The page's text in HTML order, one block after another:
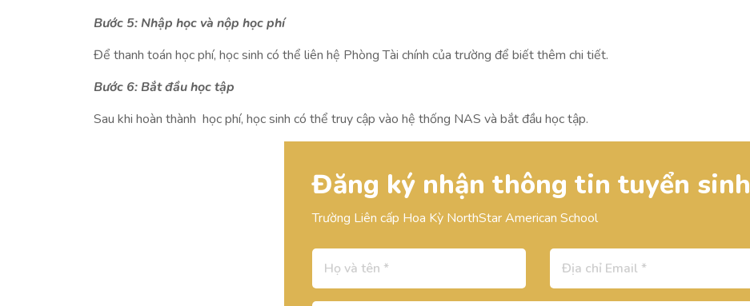
Bước 5: Nhập học và nộp học phí
Để thanh toán học phí, học sinh có thể liên hệ Phòng Tài chính của trường để biết thêm chi tiết.
Bước 6: Bắt đầu học tập
Sau khi hoàn thành học phí, học sinh có thể truy cập vào hệ thống NAS và bắt đầu học tập.
Đăng ký nhận thông tin tuyển sinh
Trường Liên cấp Hoa Kỳ NorthStar American School